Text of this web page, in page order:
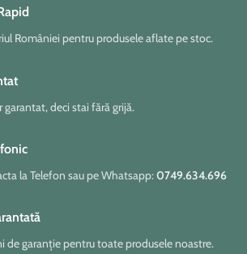
României pentru produsele aflate pe stoc.
garantat, deci stai fără grijă.
la Telefon sau pe Whatsapp:0749.634.696
de garanție pentru toate produsele noastre.